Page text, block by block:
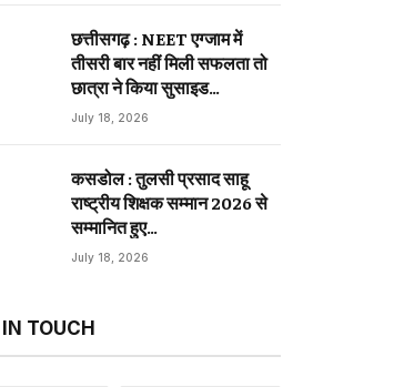
छत्तीसगढ़ : NEET एग्जाम में
तीसरी बार नहीं मिली सफलता तो
छात्रा ने किया सुसाइड…
July 18, 2026
कसडोल : तुलसी प्रसाद साहू
राष्ट्रीय शिक्षक सम्मान 2026 से
सम्मानित हुए…
July 18, 2026
TOUCH